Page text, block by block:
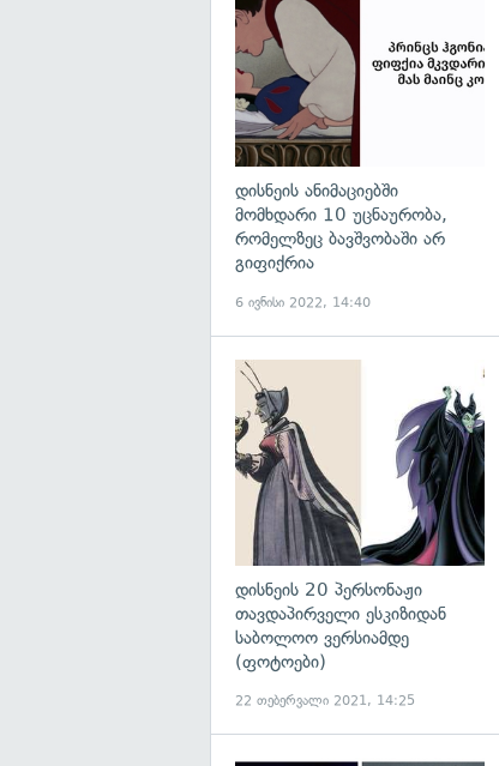
დისნეის ანიმაციებში
მომხდარი 10 უცნაურობა,
რომელზეც ბავშვობაში არ
გიფიქრია
6 ივნისი 2022, 14:40
დისნეის 20 პერსონაჟი
თავდაპირველი ესკიზიდან
საბოლოო ვერსიამდე
(ფოტოები)
22 თებერვალი 2021, 14:25